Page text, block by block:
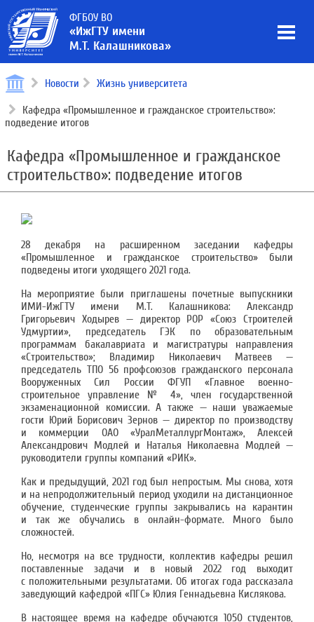
ФГБОУ ВО
«ИжГТУ имени
М.Т. Калашникова»
Новости Жизнь университета
Кафедра «Промышленное и гражданское строительство»:
подведение итогов
Кафедра «Промышленное и гражданское
строительство»: подведение итогов
28 декабря на расширенном заседании кафедры
«Промышленное и гражданское строительство» были
подведены итоги уходящего 2021 года.
На мероприятие были приглашены почетные выпускники
ИМИ-ИжГТУ имени М.Т. Калашникова: Александр
Григорьевич Ходырев — директор РОР «Союз Строителей
Удмуртии», председатель ГЭК по образовательным
программам бакалавриата и магистратуры направления
«Строительство»; Владимир Николаевич Матвеев —
председатель ТПО 56 профсоюзов гражданского персонала
Вооруженных Сил России ФГУП «Главное военно-
строительное управление № 4», член государственной
экзаменационной комиссии. А также — наши уважаемые
гости Юрий Борисович Зернов — директор по производству
и коммерции ОАО «УралМеталлургМонтаж», Алексей
Александрович Модлей и Наталья Николаевна Модлей —
руководители группы компаний «РИК».
Как и предыдущий, 2021 год был непростым. Мы снова, хотя
и на непродолжительный период уходили на дистанционное
обучение, студенческие группы закрывались на карантин
и так же обучались в онлайн-формате. Много было
сложностей.
Но, несмотря на все трудности, коллектив кафедры решил
поставленные задачи и в новый 2022 год выходит
с положительными результатами. Об итогах года рассказала
заведующий кафедрой «ПГС» Юлия Геннадьевна Кислякова.
В настоящее время на кафедре обучаются 1050 студентов,